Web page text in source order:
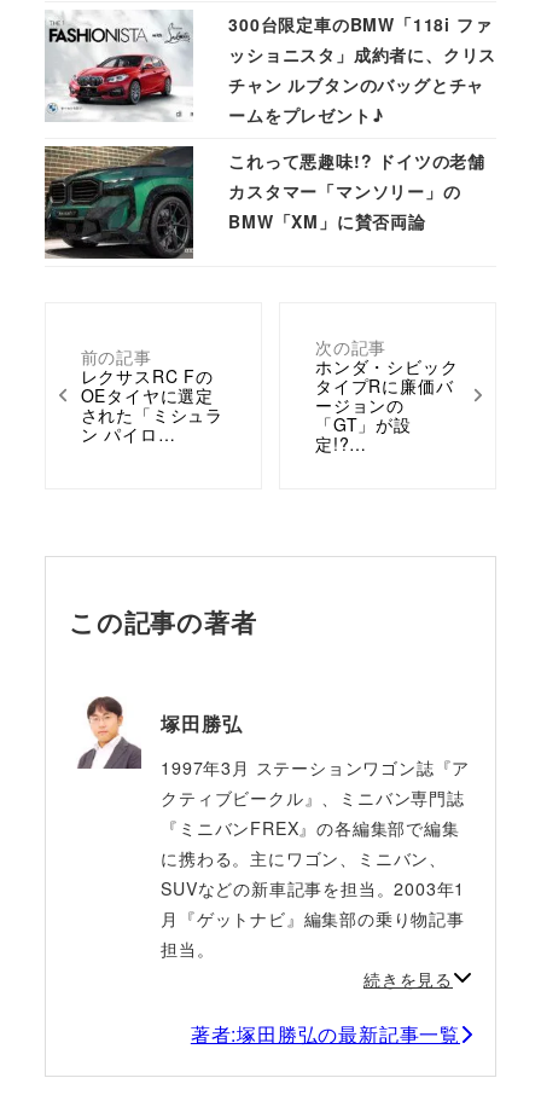
前の記事
レクサスRC Fの
OEタイヤに選定
された「ミシュラ
ン パイロ…
次の記事
ホンダ・シビック
タイプRに廉価バ
ージョンの
「GT」が設
定!?…
300台限定車のBMW「118i ファ
ッショニスタ」成約者に、クリス
チャン ルブタンのバッグとチャ
ームをプレゼント♪
これって悪趣味!? ドイツの老舗
カスタマー「マンソリー」の
BMW「XM」に賛否両論
この記事の著者
塚田勝弘
1997年3月 ステーションワゴン誌『ア
クティブビークル』、ミニバン専門誌
『ミニバンFREX』の各編集部で編集
に携わる。主にワゴン、ミニバン、
SUVなどの新車記事を担当。2003年1
月『ゲットナビ』編集部の乗り物記事
担当。
続きを見る
著者:塚田勝弘の最新記事一覧